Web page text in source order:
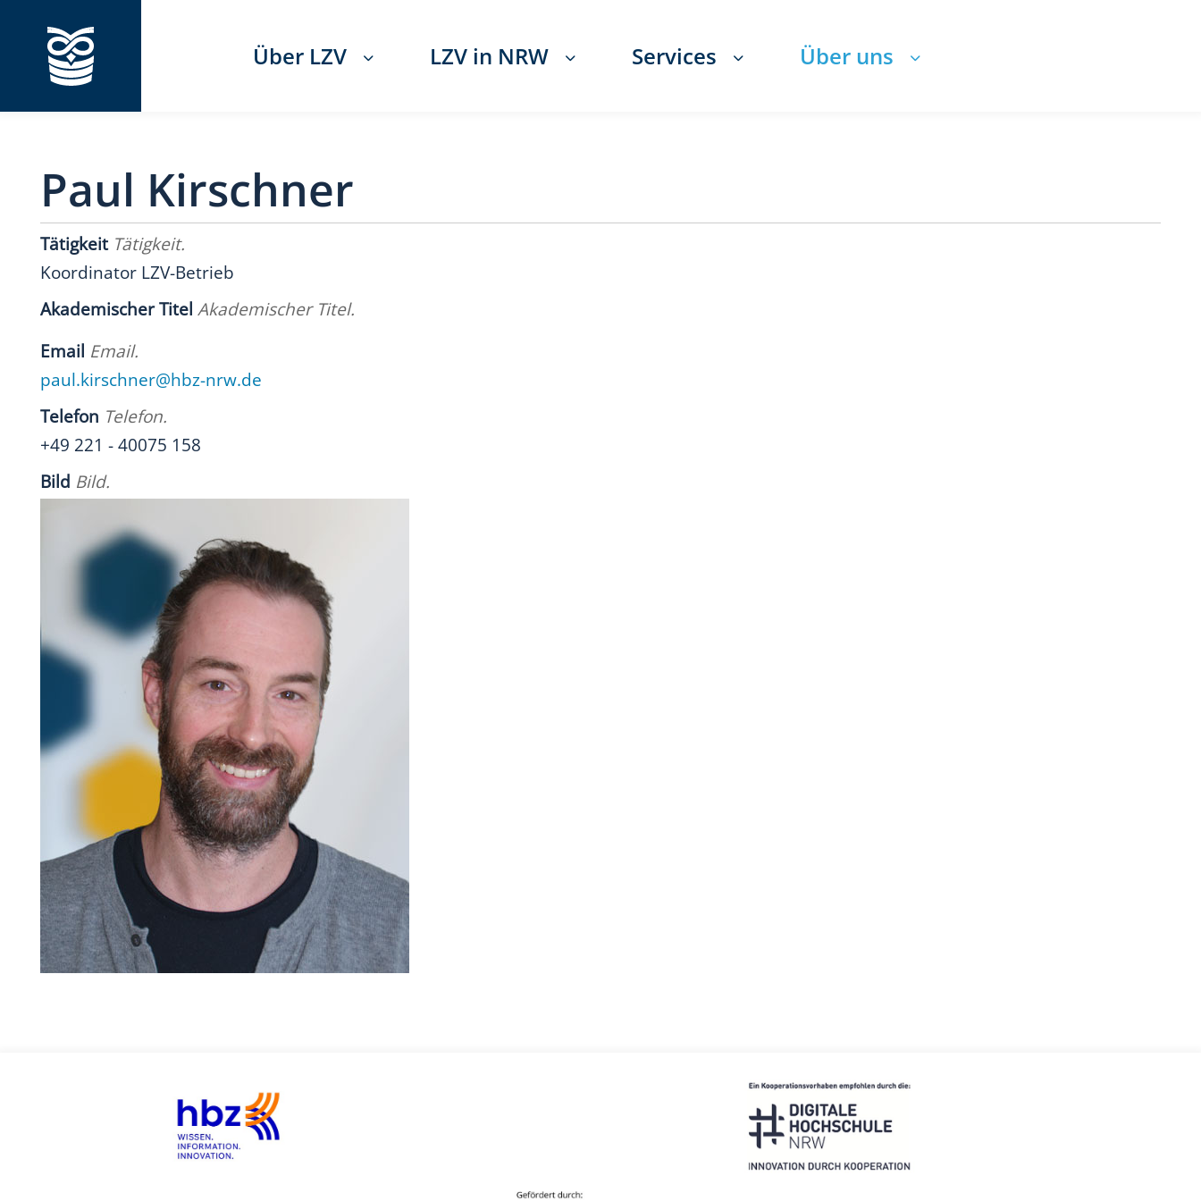
Über LZV LZV in NRW Services Über uns
Paul Kirschner
Tätigkeit Tätigkeit.
Koordinator LZV-Betrieb
Akademischer Titel Akademischer Titel.
Email Email.
paul.kirschner@hbz-nrw.de
Telefon Telefon.
+49 221 - 40075 158
Bild Bild.